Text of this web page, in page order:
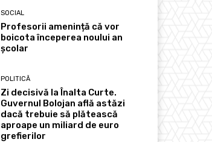
SOCIAL
Profesorii amenință că vor
boicota începerea noului an
școlar
POLITICĂ
Zi decisivă la Înalta Curte.
Guvernul Bolojan află astăzi
dacă trebuie să plătească
aproape un miliard de euro
grefierilor